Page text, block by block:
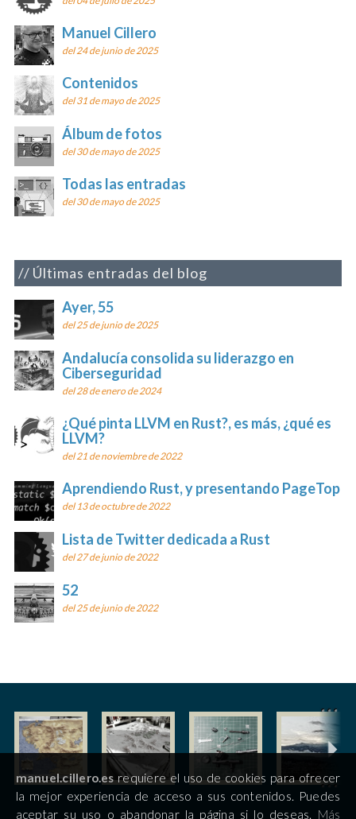
Manuel Cillero
del 24 de junio de 2025
Contenidos
del 31 de mayo de 2025
Álbum de fotos
del 30 de mayo de 2025
Todas las entradas
del 30 de mayo de 2025
Últimas entradas del blog
Ayer, 55
del 25 de junio de 2025
Andalucía consolida su liderazgo en
Ciberseguridad
del 28 de enero de 2024
¿Qué pinta LLVM en Rust?, es más, ¿qué es
LLVM?
del 21 de noviembre de 2022
Aprendiendo Rust, y presentando PageTop
del 13 de octubre de 2022
Lista de Twitter dedicada a Rust
del 27 de junio de 2022
52
del 25 de junio de 2022
manuel.cillero.esrequiere el uso de cookies para ofrecer
la mejor experiencia de acceso a sus contenidos. Puedes
aceptar su uso o abandonar la página si lo deseas. Más